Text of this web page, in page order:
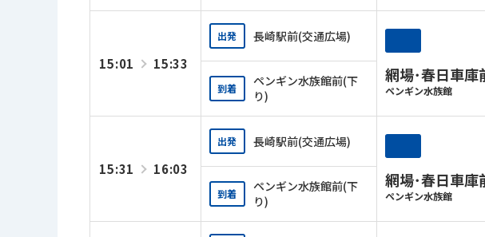
15:01 15:33
出発 長崎駅前(交通広場)
網場･春日車庫
ペンギン水族館
到着
ペンギン水族館前(下
り)
15:31 16:03
出発 長崎駅前(交通広場)
網場･春日車庫
ペンギン水族館
到着
ペンギン水族館前(下
り)